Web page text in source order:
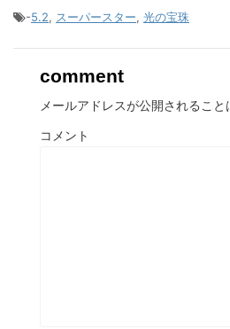
-5.2, スーパースター, 光の宝珠
comment
メールアドレスが公開されること
コメント